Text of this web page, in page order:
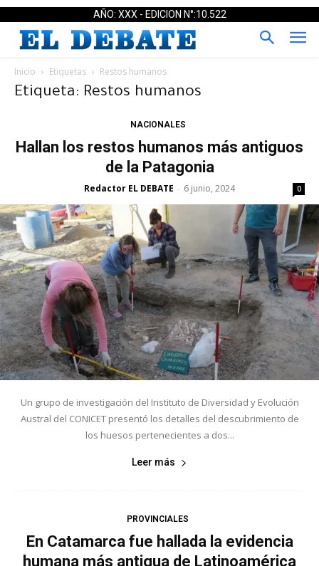
AÑO: XXX - EDICION N°:10.522
Inicio Etiquetas Restos humanos
Etiqueta: Restos humanos
NACIONALES
Hallan los restos humanos más antiguos
de la Patagonia
Redactor EL DEBATE - 6 junio, 2024 0
Un grupo de investigación del Instituto de Diversidad y Evolución
Austral del CONICET presentó los detalles del descubrimiento de
los huesos pertenecientes a dos...
Leer más
PROVINCIALES
En Catamarca fue hallada la evidencia
humana más antigua de Latinoamérica